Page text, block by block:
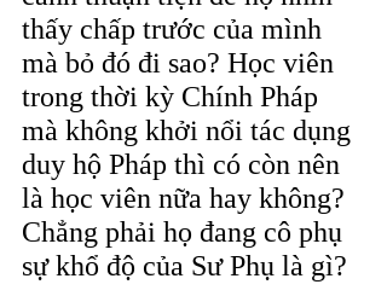
thấy chấp trước của mình
mà bỏ đó đi sao? Học viên
trong thời kỳ Chính Pháp
mà không khởi nổi tác dụng
duy hộ Pháp thì có còn nên
là học viên nữa hay không?
Chẳng phải họ đang cô phụ
sự khổ độ của Sư Phụ là gì?